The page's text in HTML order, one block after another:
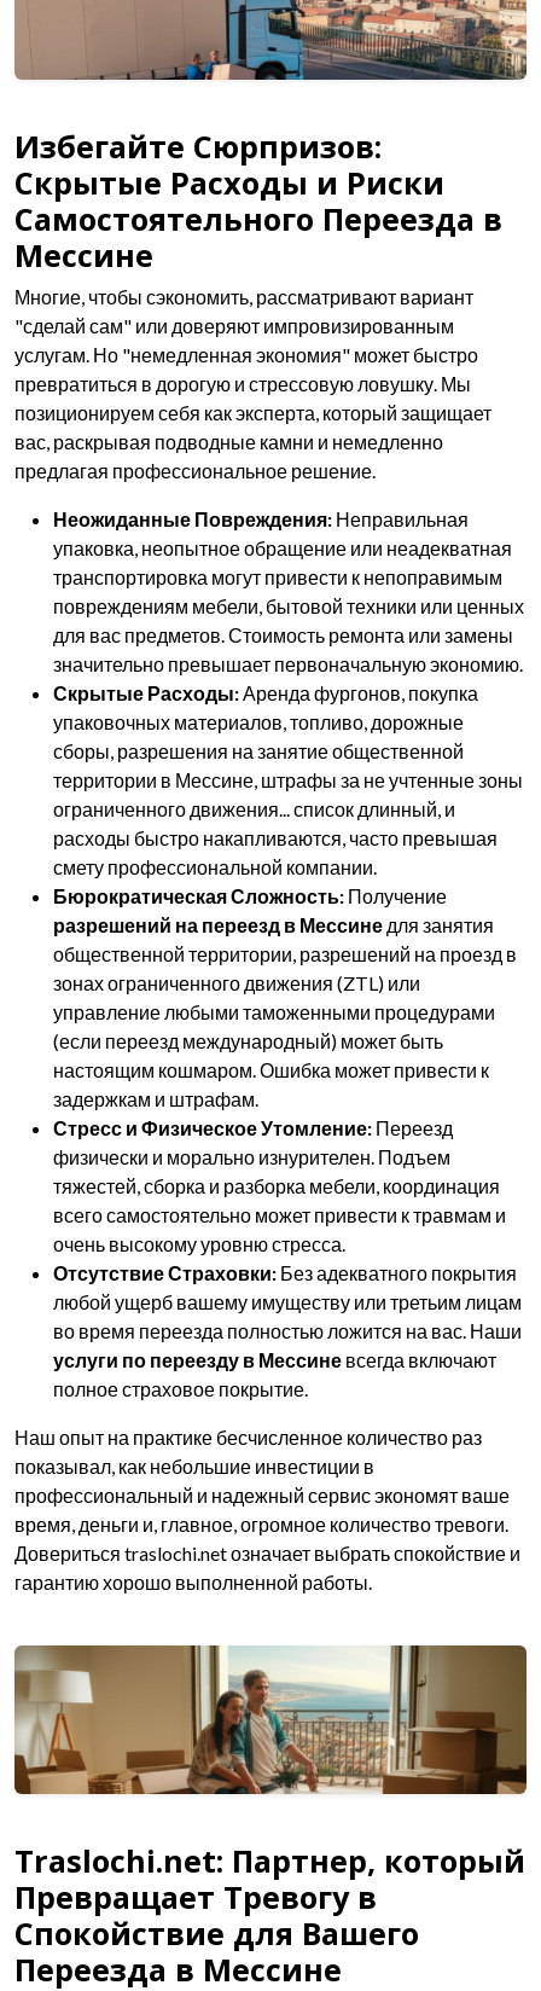
Избегайте Сюрпризов:
Скрытые Расходы и Риски
Самостоятельного Переезда в
Мессине
Многие, чтобы сэкономить, рассматривают вариант
"сделай сам" или доверяют импровизированным
услугам. Но "немедленная экономия" может быстро
превратиться в дорогую и стрессовую ловушку. Мы
позиционируем себя как эксперта, который защищает
вас, раскрывая подводные камни и немедленно
предлагая профессиональное решение.
Неожиданные Повреждения: Неправильная
упаковка, неопытное обращение или неадекватная
транспортировка могут привести к непоправимым
повреждениям мебели, бытовой техники или ценных
для вас предметов. Стоимость ремонта или замены
значительно превышает первоначальную экономию.
Скрытые Расходы:Аренда фургонов, покупка
упаковочных материалов, топливо, дорожные
сборы, разрешения на занятие общественной
территории в Мессине, штрафы за не учтенные зоны
ограниченного движения... список длинный, и
расходы быстро накапливаются, часто превышая
смету профессиональной компании.
Бюрократическая Сложность: Получение
разрешений на переезд в Мессине для занятия
общественной территории, разрешений на проезд в
зонах ограниченного движения (ZTL) или
управление любыми таможенными процедурами
(если переезд международный) может быть
настоящим кошмаром. Ошибка может привести к
задержкам и штрафам.
Стресс и Физическое Утомление: Переезд
физически и морально изнурителен. Подъем
тяжестей, сборка и разборка мебели, координация
всего самостоятельно может привести к травмам и
очень высокому уровню стресса.
Отсутствие Страховки: Без адекватного покрытия
любой ущерб вашему имуществу или третьим лицам
во время переезда полностью ложится на вас. Наши
услуги по переезду в Мессине всегда включают
полное страховое покрытие.
Наш опыт на практике бесчисленное количество раз
показывал, как небольшие инвестиции в
профессиональный и надежный сервис экономят ваше
время, деньги и, главное, огромное количество тревоги.
Довериться traslochi.net означает выбрать спокойствие и
гарантию хорошо выполненной работы.
Traslochi.net: Партнер, который
Превращает Тревогу в
Спокойствие для Вашего
Переезда в Мессине